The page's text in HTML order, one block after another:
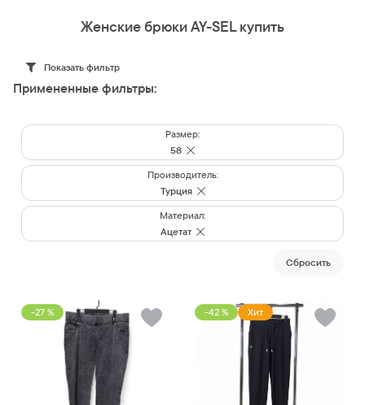
Женские брюки AY-SEL купить
Показать фильтр
Примененные фильтры:
Размер:
58
Производитель:
Турция
Материал:
Ацетат
Cбросить
-27 % -42 % Хит